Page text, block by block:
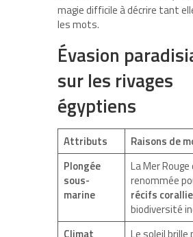
magie difficile à décrire tant
les mots.
Évasion
sur les rivages
égyptiens
Attributs
Raisons de
Plongée
sous-
marine
La Mer
renommée
récifs
biodiversité
Climat
Le soleil brille